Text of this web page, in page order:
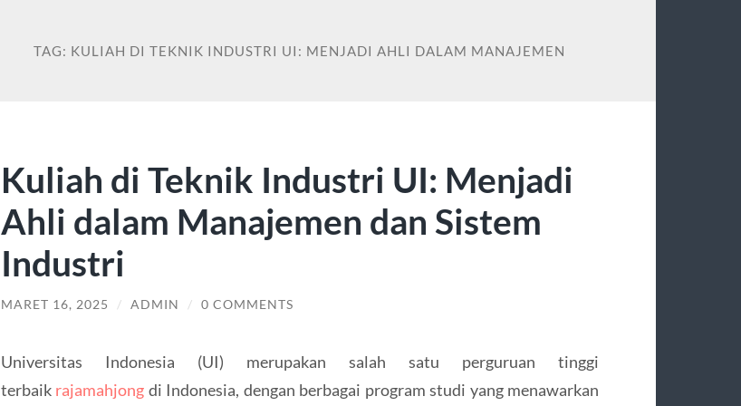
TAG: KULIAH DI TEKNIK INDUSTRI UI: MENJADI AHLI DALAM MANAJEMEN
Kuliah di Teknik Industri UI: Menjadi
Ahli dalam Manajemen dan Sistem
Industri
MARET 16, 2025 / ADMIN / 0 COMMENTS
Universitas Indonesia (UI) merupakan salah satu perguruan tinggi
terbaik rajamahjong di Indonesia, dengan berbagai program studi yang menawarkan